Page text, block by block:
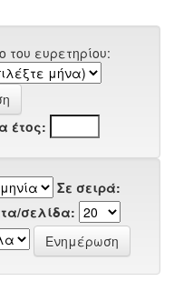
του ευρετηρίου:
έτος:
Σε σειρά:
σελίδα: